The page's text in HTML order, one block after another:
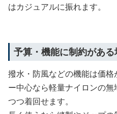
はカジュアルに振れます。
予算・機能に制約がある
撥水・防風などの機能は価
ー中心なら軽量ナイロンの
つつ着回せます。